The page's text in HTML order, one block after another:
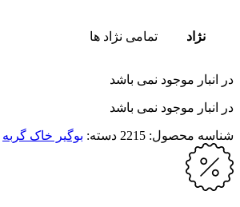
نژاد تمامی نژاد ها
در انبار موجود نمی باشد
در انبار موجود نمی باشد
شناسه محصول: 2215 دسته: بوگیر خاک گربه